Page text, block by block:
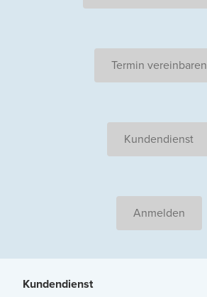
Termin vereinbaren
Kundendienst
Anmelden
Kundendienst